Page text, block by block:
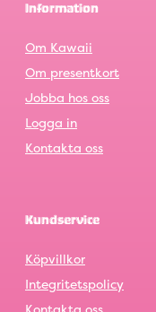
Information
Om Kawaii
Om presentkort
Jobba hos oss
Logga in
Kontakta oss
Kundservice
Köpvillkor
Integritetspolicy